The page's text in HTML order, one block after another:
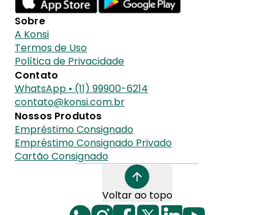
Sobre
A Konsi
Termos de Uso
Política de Privacidade
Contato
WhatsApp • (11) 99900-6214
contato@konsi.com.br
Nossos Produtos
Empréstimo Consignado
Empréstimo Consignado Privado
Cartão Consignado
Voltar ao topo